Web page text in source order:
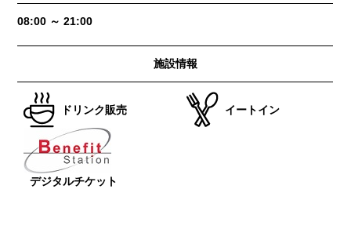
08:00 ～ 21:00
施設情報
ドリンク販売 イートイン
デジタルチケット